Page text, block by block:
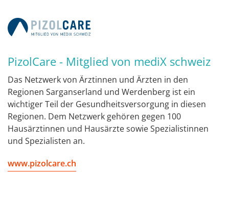
PizolCare - Mitglied von mediX schweiz
Das Netzwerk von Ärztinnen und Ärzten in den
Regionen Sarganserland und Werdenberg ist ein
wichtiger Teil der Gesundheitsversorgung in diesen
Regionen. Dem Netzwerk gehören gegen 100
Hausärztinnen und Hausärzte sowie Spezialistinnen
und Spezialisten an.
www.pizolcare.ch